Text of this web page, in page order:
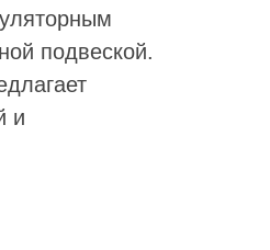
подвеской.
и